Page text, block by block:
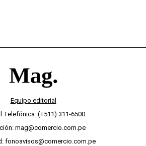
Equipo editorial
Telefónica: (+511) 311-6500
mag@comercio.com.pe
fonoavisos@comercio.com.pe